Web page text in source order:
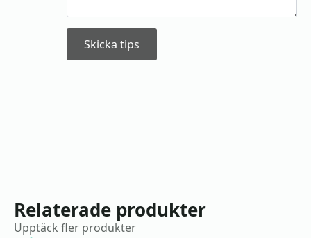
Skicka tips
Relaterade produkter
Upptäck fler produkter